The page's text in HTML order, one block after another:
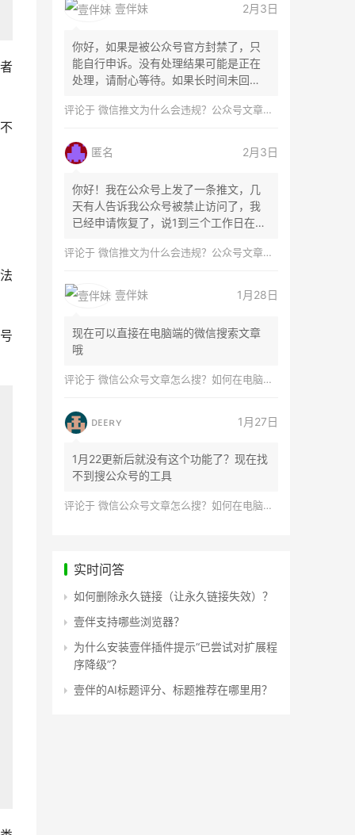
壹伴妹 2月3日
你好，如果是被公众号官方封禁了，只
能自行申诉。没有处理结果可能是正在
处理，请耐心等待。如果长时间未回
评论于 微信推文为什么会违规？公众号文章怎么检测是否违规？
匿名 2月3日
你好！我在公众号上发了一条推文，几
天有人告诉我公众号被禁止访问了，我
已经申请恢复了，说1到三个工作日在微
评论于 微信推文为什么会违规？公众号文章怎么检测是否违规？
壹伴妹 1月28日
现在可以直接在电脑端的微信搜索文章
哦
评论于 微信公众号文章怎么搜？如何在电脑上搜索公众号文章？
ᴅᴇᴇʀʏ 1月27日
1月22更新后就没有这个功能了？现在找
不到搜公众号的工具
评论于 微信公众号文章怎么搜？如何在电脑上搜索公众号文章？
实时问答
如何删除永久链接（让永久链接失效）？
壹伴支持哪些浏览器？
为什么安装壹伴插件提示“已尝试对扩展程
序降级”？
壹伴的AI标题评分、标题推荐在哪里用？